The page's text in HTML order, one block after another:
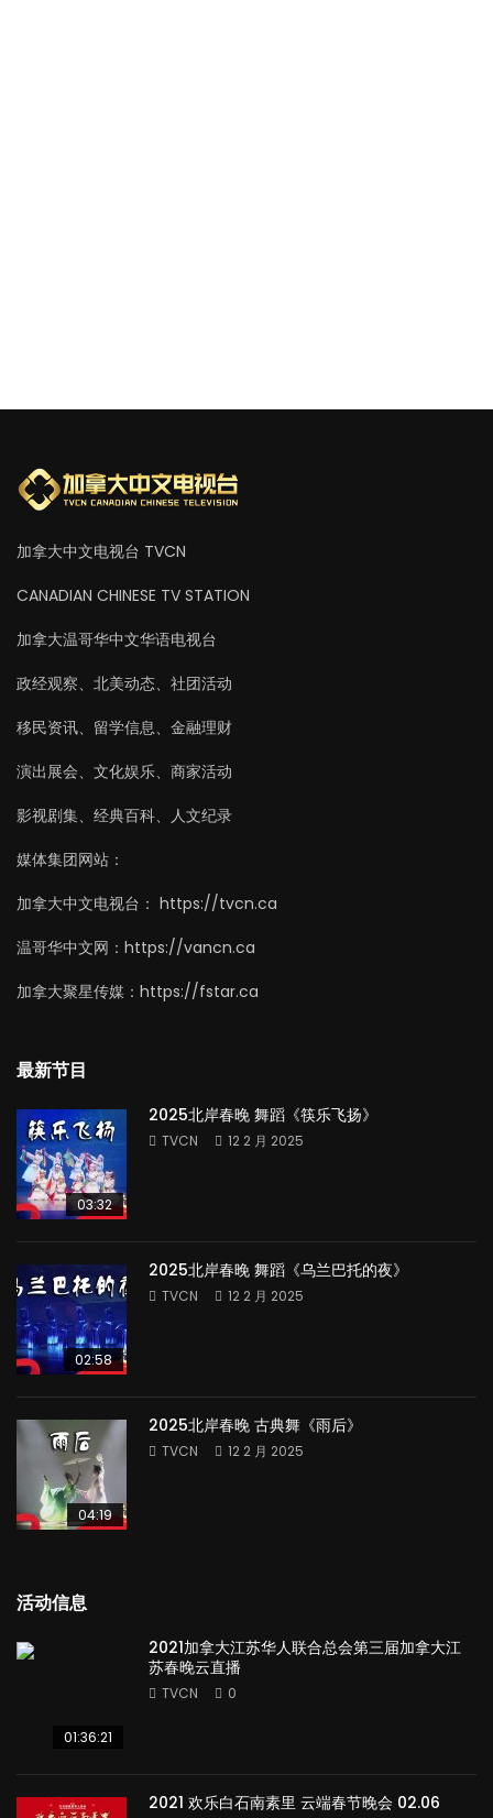
加拿大中文电视台 TVCN
CANADIAN CHINESE TV STATION
加拿大温哥华中文华语电视台
政经观察、北美动态、社团活动
移民资讯、留学信息、金融理财
演出展会、文化娱乐、商家活动
影视剧集、经典百科、人文纪录
媒体集团网站：
加拿大中文电视台： https://tvcn.ca
温哥华中文网：https://vancn.ca
加拿大聚星传媒：https://fstar.ca
最新节目
03:32
2025北岸春晚 舞蹈《筷乐飞扬》
TVCN 12 2 月 2025
02:58
2025北岸春晚 舞蹈《乌兰巴托的夜》
TVCN 12 2 月 2025
04:19
2025北岸春晚 古典舞《雨后》
TVCN 12 2 月 2025
活动信息
01:36:21
2021加拿大江苏华人联合总会第三届加拿大江
苏春晚云直播
TVCN 0
2021 欢乐白石南素里 云端春节晚会 02.06